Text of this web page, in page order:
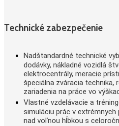
Technické zabezpečenie
Nadštandardné technické
dodávky, nákladné vozidlá
elektrocentrály, meracie
špeciálna zváracia technika,
zariadenia na práce vo
Vlastné vzdelávacie a
simuláciu prác v
nad voľnou hĺbkou s